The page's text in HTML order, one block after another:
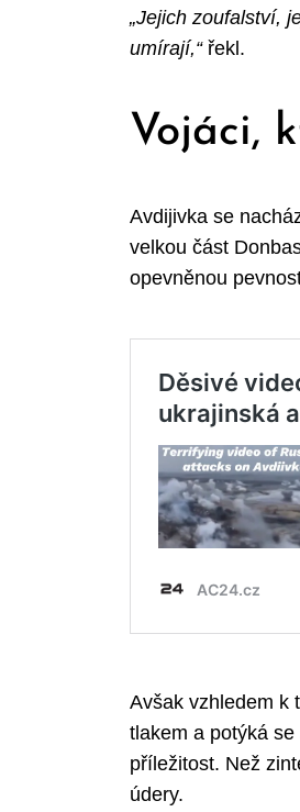
„Jejich zoufalství,
umírají,“řekl.
Vojáci,
Avdijivka se
velkou část
opevněnou
Avšak vzhledem k
tlakem a potýká
příležitost. Než
údery.